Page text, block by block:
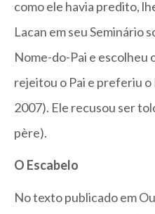
como ele havia predito,
Lacan em seu Seminário
Nome-do-Pai e escolheu
rejeitou o Pai e preferiu o
2007). Ele recusou ser
père).
O Escabelo
No texto publicado em